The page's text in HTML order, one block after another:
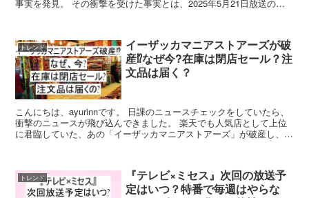
事実を発見。 その衝撃を受けた事実とは、2025年5月21日放送の
トレンド
イーザッカマニアストアーズが破
産⁉なぜ今?在庫は閉店セール？注
文品は届く？
こんにちは、ayurinnです。 日課のニュースチェックをしていたら、
衝撃のニュースが飛び込んできました。 楽天でも人気店として上位
に君臨していた、あの「イーザッカマニアストアーズ」が破産し、
トレンド
『テレビ×ミセス』次回の放送予
定はいつ？特番で毎週はやらな